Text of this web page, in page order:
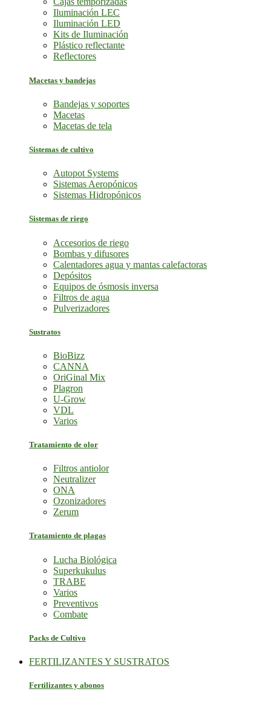
Iluminación LEC
Iluminación LED
Kits de Iluminación
Plástico reflectante
Reflectores
Macetas y bandejas
Bandejas y soportes
Macetas
Macetas de tela
Sistemas de cultivo
Autopot Systems
Sistemas Aeropónicos
Sistemas Hidropónicos
Sistemas de riego
Accesorios de riego
Bombas y difusores
Calentadores agua y mantas calefactoras
Depósitos
Equipos de ósmosis inversa
Filtros de agua
Pulverizadores
Sustratos
BioBizz
CANNA
OriGinal Mix
Plagron
U-Grow
VDL
Varios
Tratamiento de olor
Filtros antiolor
Neutralizer
ONA
Ozonizadores
Zerum
Tratamiento de plagas
Lucha Biológica
Superkukulus
TRABE
Varios
Preventivos
Combate
Packs de Cultivo
FERTILIZANTES Y SUSTRATOS
Fertilizantes y abonos